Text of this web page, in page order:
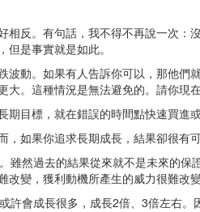
反。有句話，我不得不再說一次
是事實就是如此。
動。如果有人告訴你可以，那他
。這種情況是無法避免的。請你現
目標，就在錯誤的時間點快速買進或
如果你追求長期成長，結果卻很有
然過去的結果從來就不是未來的
變，獲利動機所產生的威力很難改
會成長很多，成長2倍、3倍左右